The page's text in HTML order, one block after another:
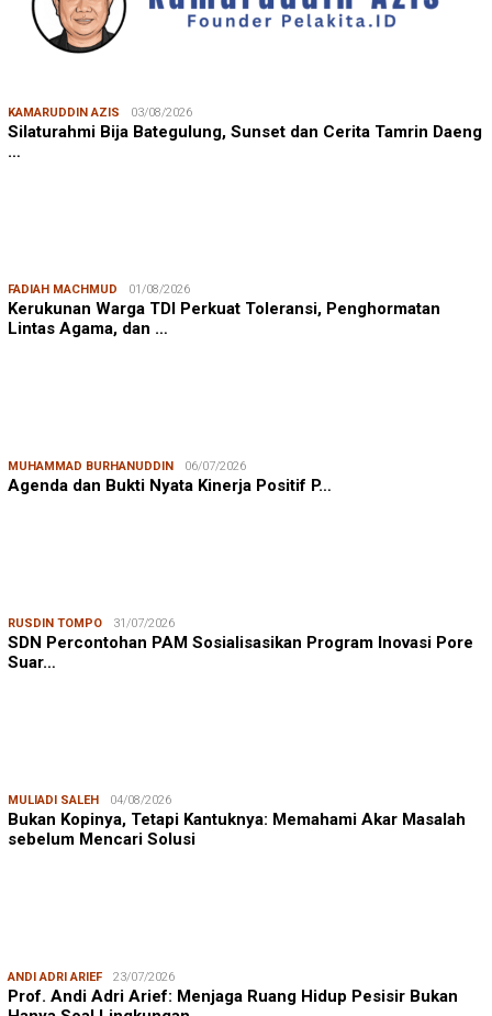
KAMARUDDIN AZIS 03/08/2026
Silaturahmi Bija Bategulung, Sunset dan Cerita Tamrin Daeng
…
FADIAH MACHMUD 01/08/2026
Kerukunan Warga TDI Perkuat Toleransi, Penghormatan
Lintas Agama, dan …
MUHAMMAD BURHANUDDIN 06/07/2026
Agenda dan Bukti Nyata Kinerja Positif P…
RUSDIN TOMPO 31/07/2026
SDN Percontohan PAM Sosialisasikan Program Inovasi Pore
Suar…
MULIADI SALEH 04/08/2026
Bukan Kopinya, Tetapi Kantuknya: Memahami Akar Masalah
sebelum Mencari Solusi
ANDI ADRI ARIEF 23/07/2026
Prof. Andi Adri Arief: Menjaga Ruang Hidup Pesisir Bukan